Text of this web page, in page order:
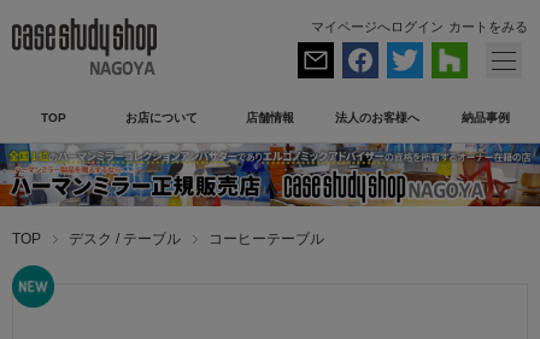
マイページへログイン カートをみる
TOP お店について 店舗情報 法人のお客様へ 納品事例
TOP デスク / テーブル コーヒーテーブル